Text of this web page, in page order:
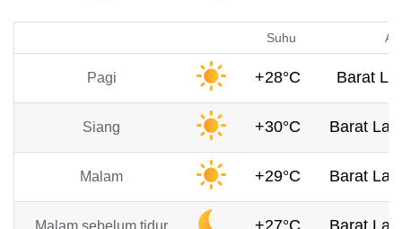
Suhu
Pagi +28°C Barat
Siang +30°C Barat
Malam +29°C Barat